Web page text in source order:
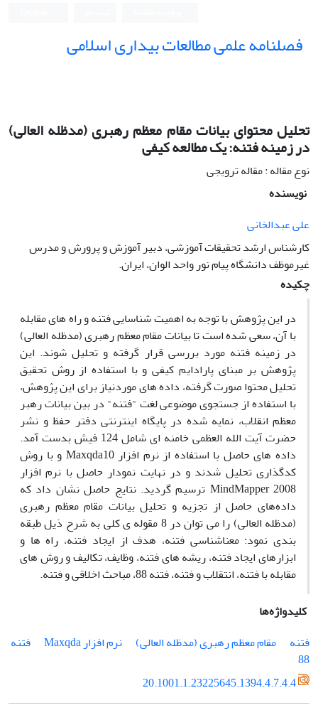
فصلنامه علمی مطالعات بیداری اسلامی
تحلیل محتوای بیانات مقام معظم رهبری (مدظله العالی)
در زمینه فتنه: یک مطالعه کیفی
نوع مقاله : مقاله ترویجی
نویسنده
علی عبدالخانی
کارشناس ارشد تحقیقات آموزشی، دبیر آموزش و پرورش و مدرس
غیرموظف دانشگاه پیام نور واحد الوان، ایران.
چکیده
در این پژوهش با توجه به اهمیت شناسایی فتنه و راه های مقابله
با آن، سعی شده است تا بیانات مقام معظم رهبری (مدظله العالی)
در زمینه فتنه مورد بررسی قرار گرفته و تحلیل شوند. این
پژوهش بر مبنای پارادایم کیفی و با استفاده از روش تحقیق
تحلیل محتوا صورت گرفته، داده های موردنیاز برای این پژوهش،
با استفاده از جستجوی موضوعی لغت "فتنه" در بین بیانات رهبر
معظم انقلاب، نمایه شده در پایگاه اینترنتی دفتر حفظ و نشر
حضرت آیت الله العظمی خامنه ای شامل 124 فیش بدست آمد.
داده های حاصل با استفاده از نرم افزار Maxqda10 و با روش
کدگذاری تحلیل شدند و در نهایت نمودار حاصل با نرم افزار
MindMapper 2008 ترسیم گردید. نتایج حاصل نشان داد که
داده‌های حاصل از تجزیه و تحلیل بیانات مقام معظم رهبری
(مدظله العالی) را می توان در 8 مقوله ی کلی به شرح ذیل طبقه
بندی نمود: معناشناسی فتنه، هدف از ایجاد فتنه، راه ها و
ابزارهای ایجاد فتنه، ریشه های فتنه، وظایف، تکالیف و روش های
مقابله با فتنه، انتقلاب و فتنه، فتنه 88، مباحث اخلاقی و فتنه.
کلیدواژه‌ها
فتنه
مقام معظم رهبری (مدظله العالی) نرم افزار Maxqda
فتنه
88
20.1001.1.23225645.1394.4.7.4.4